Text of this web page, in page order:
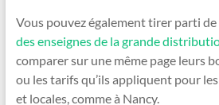
Vous pouvez également tirer parti
des enseignes de la grande
comparer sur une même page leurs
ou les tarifs qu’ils appliquent pour
et locales, comme à Nancy.